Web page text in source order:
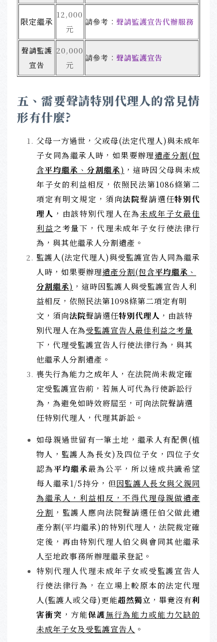
限定繼承
12,000
元
請參考 ： 聲請監護宣告代辦服務
聲請監護
宣告
20,000
元
請參考 ： 聲請監護宣告
五、需要聲請特別代理人的常見情
形有什麼?
父母一方過世，父或母(法定代理人)與未成年
子女同為繼承人時，如果要辦理遺產分割(包
含平均繼承 、分割繼承) ，這時因父母與未成
年子女的利益相反，依照民法第1086條第二
項定有明文規定，須向法院聲請選任特別代
理人 ，由該特別代理人在為未成年子女最佳
利益之考量下，代理未成年子女行使法律行
為，與其他繼承人分割遺產。
監護人(法定代理人)與受監護宣告人同為繼承
人時，如果要辦理遺產分割(包含平均繼承 、
分割繼承) ，這時因監護人與受監護宣告人利
益相反，依照民法第1098條第二項定有明
文，須向法院聲請選任特別代理人 ，由該特
別代理人在為受監護宣告人最佳利益之考量
下，代理受監護宣告人行使法律行為，與其
他繼承人分割遺產。
喪失行為能力之成年人，在法院尚未裁定確
定受監護宣告前，若無人可代為行使訴訟行
為，為避免如時效將屆至，可向法院聲請選
任特別代理人，代理其訴訟。
如母親過世留有一筆土地，繼承人有配偶(植
物人，監護人為長女)及四位子女，四位子女
認為平均繼承最為公平，所以達成共識希望
每人繼承1/5持分，但因監護人長女與父親同
為繼承人，利益相反，不得代理母親做遺產
分割 ，監護人應向法院聲請選任伯父做此遺
產分割(平均繼承)的特別代理人，法院裁定確
定後，再由特別代理人伯父與會同其他繼承
人至地政事務所辦理繼承登記。
特別代理人代理未成年子女或受監護宣告人
行使法律行為，在立場上較原本的法定代理
人(監護人或父母)更能超然獨立 ，畢竟沒有利
害衝突 ，方能保護無行為能力或能力欠缺的
未成年子女及受監護宣告人 。